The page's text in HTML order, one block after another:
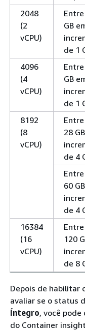
2048
(2
vCPU)
Entre
GB
de 1
4096
(4
vCPU)
Entre
GB
de 1
8192
(8
vCPU)
Entre
28
de 4
Entre
60
de 4
16384
(16
vCPU)
Entre
120
de 8
Depois de habilitar
avaliar se o status
Íntegro, você
do Container